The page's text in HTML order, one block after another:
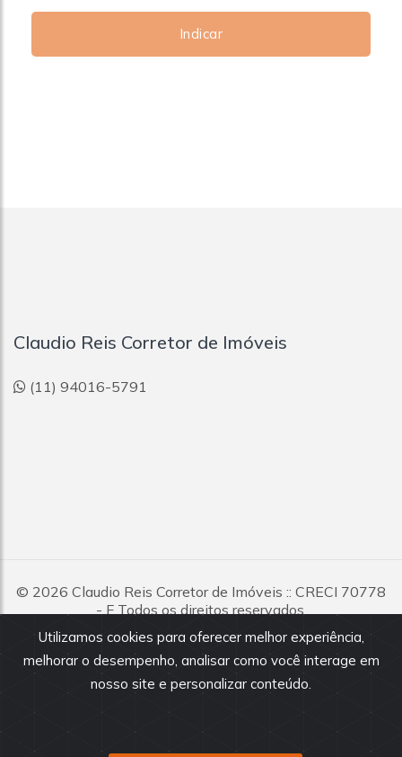
Indicar
Utilizamos cookies para oferecer melhor experiência,
melhorar o desempenho, analisar como você interage em
nosso site e personalizar conteúdo.
Claudio Reis Corretor de Imóveis
(11) 94016-5791
© 2026 Claudio Reis Corretor de Imóveis :: CRECI 70778
- F Todos os direitos reservados.
Todas as informações e valores exibidos neste portal são
fornecidos pelos proprietários dos imóveis, podendo sofrer
alterações sem aviso prévio. Antes da proposta, consulte nossos